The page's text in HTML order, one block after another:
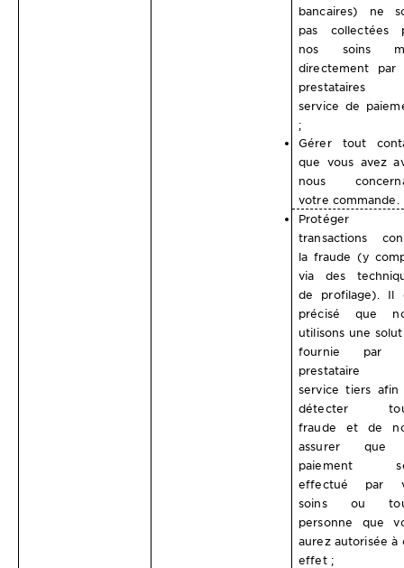
bancaires) ne
pas collectées
nos soins
directement par
prestataires
service de
;
Gérer tout
que vous avez
nous
votre commande.
Protéger
transactions
la fraude (y
via des
de profilage). Il
précisé que
utilisons une
fournie par
prestataire
service tiers afin
détecter
fraude et de
assurer que
paiement
effectué par
soins ou
personne que
aurez autorisée à
effet ;